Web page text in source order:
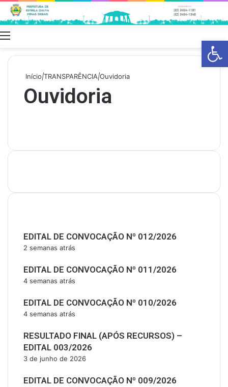
skin
Início|TRANSPARÊNCIA|Ouvidoria
Ouvidoria
EDITAL DE CONVOCAÇÃO Nº 012/2026
2 semanas atrás
EDITAL DE CONVOCAÇÃO Nº 011/2026
4 semanas atrás
EDITAL DE CONVOCAÇÃO Nº 010/2026
4 semanas atrás
RESULTADO FINAL (APÓS RECURSOS) –
EDITAL 003/2026
3 de junho de 2026
EDITAL DE CONVOCAÇÃO Nº 009/2026
Barra de